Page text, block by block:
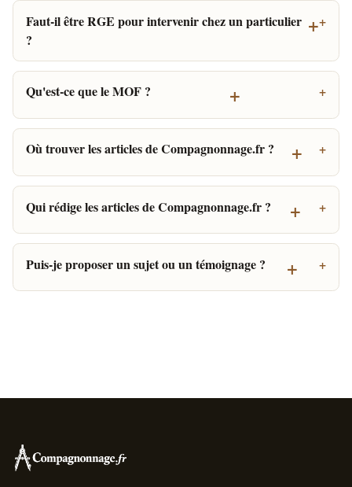
Faut-il être RGE pour intervenir chez un particulier
?
+
Qu'est-ce que le MOF ? +
Où trouver les articles de Compagnonnage.fr ? +
Qui rédige les articles de Compagnonnage.fr ? +
Puis-je proposer un sujet ou un témoignage ? +